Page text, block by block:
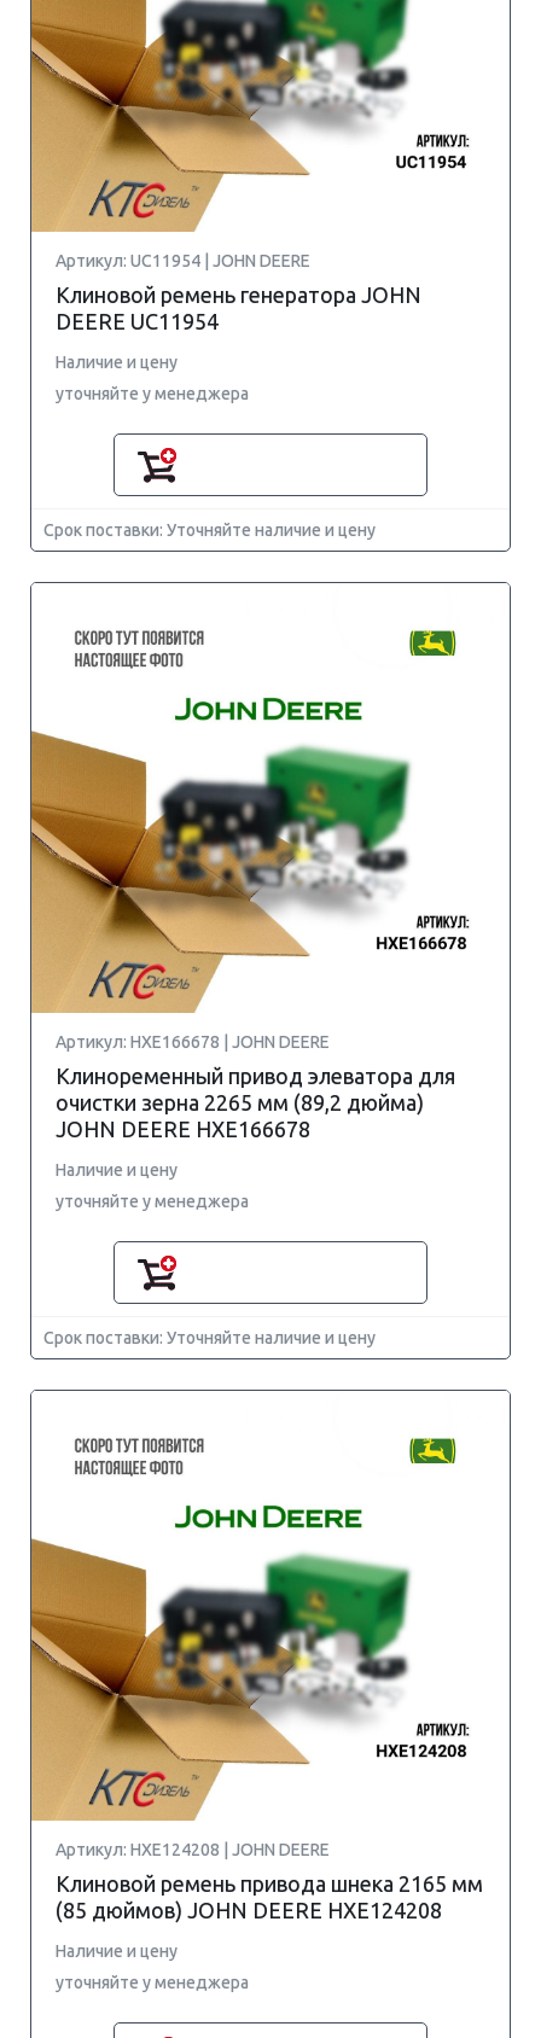
Артикул: UC11954 | JOHN DEERE
Клиновой ремень генератора JOHN
DEERE UC11954
Наличие и цену
уточняйте у менеджера
Срок поставки: Уточняйте наличие и цену
Артикул: HXE166678 | JOHN DEERE
Клиноременный привод элеватора для
очистки зерна 2265 мм (89,2 дюйма)
JOHN DEERE HXE166678
Наличие и цену
уточняйте у менеджера
Срок поставки: Уточняйте наличие и цену
Артикул: HXE124208 | JOHN DEERE
Клиновой ремень привода шнека 2165 мм
(85 дюймов) JOHN DEERE HXE124208
Наличие и цену
уточняйте у менеджера